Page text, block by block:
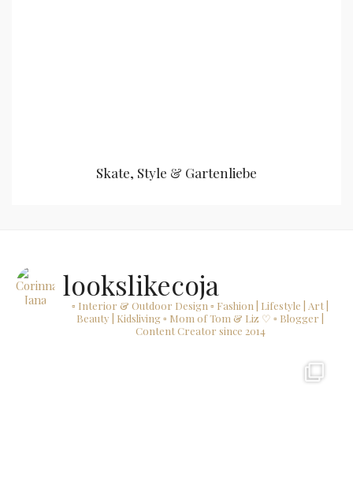
Skate, Style & Gartenliebe
lookslikecoja
▫ Interior & Outdoor Design ▫ Fashion | Lifestyle | Art |
Beauty | Kidsliving▫ Mom of Tom & Liz ♡ ▫ Blogger |
Content Creator since 2014